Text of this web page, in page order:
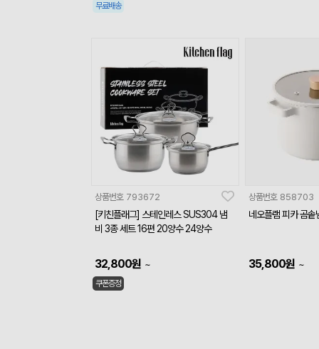
무료배송
상품번호 793672
[키친플래그] 스테인레스 SUS304 냄
비 3종 세트 16편 20양수 24양수
32,800원 ~
쿠폰증정
상품번호 858703
네오플램 피카 곰
35,800원 ~